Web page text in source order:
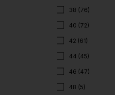
38 (76)
40 (72)
42 (61)
44 (45)
46 (47)
48 (5)